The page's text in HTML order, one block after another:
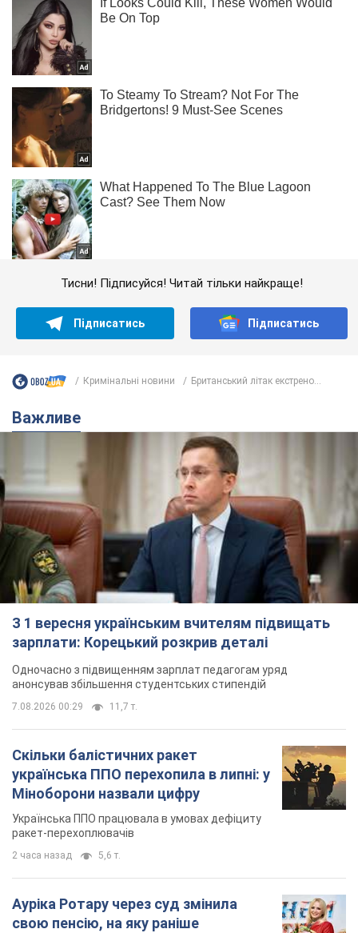
Тисни! Підписуйся! Читай тільки найкраще!
Підписатись Підписатись
Кримінальні новини Британський літак екстрено...
Важливе
З 1 вересня українським вчителям підвищать
зарплати: Корецький розкрив деталі
Одночасно з підвищенням зарплат педагогам уряд
анонсував збільшення студентських стипендій
7.08.2026 00:29 11,7 т.
Скільки балістичних ракет
українська ППО перехопила в липні: у
Міноборони назвали цифру
Українська ППО працювала в умовах дефіциту
ракет-перехоплювачів
2 часа назад 5,6 т.
Ауріка Ротару через суд змінила
свою пенсію, на яку раніше